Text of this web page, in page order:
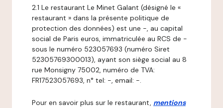
2.1 Le restaurant Le Minet Galant (désigné le «
restaurant » dans la présente politique de
protection des données) est une -, au capital
social de Paris euros, immatriculée au RCS de -
sous le numéro 523057693 (numéro Siret
52305769300013), ayant son siège social au 8
rue Monsigny 75002, numéro de TVA:
FR17523057693, n° tel: -, email: -.
Pour en savoir plus sur le restaurant, mentions